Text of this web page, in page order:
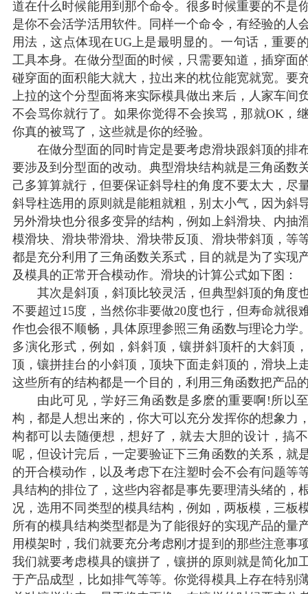
道在什么时候能用到那个命令。很多时候重要的不是
是你不会活学活用软件。同样一个命令，有经验的人
用法，这点体现在UG上是最明显的。一句话，重要
工具本身。在做分型面的时候，只需要知道，插穿面
碰穿面的面积能大就大，拉出来的枕位能宽就宽。要
上拉的这个分型面将来实际模具做出来后，人家车间
不会骂你就行了。如果你觉得不会挨骂，那就OK，
你真的被骂了，这些就是你的经验。
在做分型面的同时肯定是要考虑滑块跟斜顶的排
要涉及到分型面的改动。典型滑块结构就是三角函数
己多算算就行，但要保证斜导柱的角度不要太大，尽
斜导柱选用的原则就是能粗就粗，别太小气，因为斜
另外滑块也分很多变异的结构，例如上斜滑块、内抽
模滑块、滑块带滑块、滑块带反顶、滑块带斜顶，等
都是充分利用了三角函数关系式，目的就是为了实现
及模具的正常开合模动作。滑块的计算公式如下图：
其次是斜顶，斜顶比较灵活，但典型斜顶的角度
不要超过15度，当然你非要做20度也行，但寿命就很
作也会很不顺畅，具体原理参照三角函数与理论力学
多演化形式，例如，斜斜顶，镶拼斜顶杆的大斜顶
顶，镶拼挂台的小斜顶，顶块下面走斜顶的，滑块上
这些所有的结构都是一个目的，利用三角函数把产品
由此可见，学好三角函数是多麽的重要啊!所以
构，都是人想出来的，你大可以充分发挥你的想象力
构都可以去随便想，想好了，就去大胆的设计，搞
呢，但设计完后，一定要验证下三角函数的关系，就
的开合模动作，以及考虑下在注塑时会不会有问题等
具结构的排位了，这些内容都是事先要理清头绪的，
况，选用不同类型的模具结构，例如，两板模，三板
所有的模具结构类型都是为了能很好的实现产品的量
用模架时，我们就要充分考虑刚才提到的那些注意事
我们就要考虑模具的镶拼了，镶拼的原则就是简化加
于产品成型，比如排气等等。你觉得模具上存在特别